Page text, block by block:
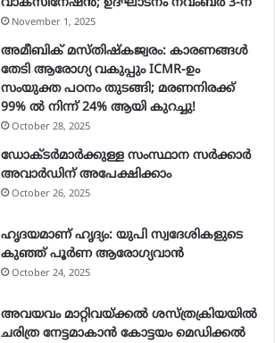
November 1, 2025
അമീബിക് മസ്തിഷ്കജ്വരം: കാരണങ്ങൾ
തേടി ആരോഗ്യ വകുപ്പും ICMR-ഉം
സംയുക്ത പഠനം തുടങ്ങി; മരണനിരക്ക്
99% ൽ നിന്ന് 24% ആയി കുറച്ചു!
October 28, 2025
ഡോക്ടർമാർക്കുള്ള സംസ്ഥാന സർക്കാർ
അവാർഡിന് അപേക്ഷിക്കാം
October 26, 2025
ഹൃദയമാണ് ഹൃദ്യം: യുപി സ്വദേശികളുടെ
കുഞ്ഞ് പൂര്‍ണ ആരോഗ്യവാന്‍
October 24, 2025
അവയവം മാറ്റിവയ്ക്കല്‍ ശസ്ത്രക്രിയയില്‍
ചരിത്ര നേട്ടമാകാന്‍ കോട്ടയം മെഡിക്കല്‍